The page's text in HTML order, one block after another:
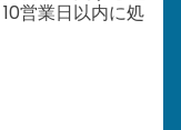
営業日以内に処